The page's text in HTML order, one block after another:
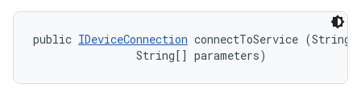
public IDeviceConnection connectToService
                String[] parameters)